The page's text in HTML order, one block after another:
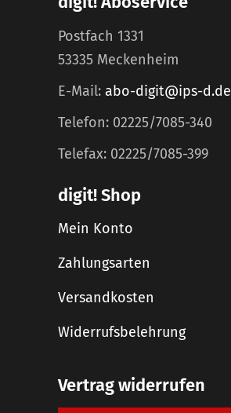
Postfach 1331
53335 Meckenheim
E-Mail: abo-digit@ips-d.de
Telefon: 02225/7085-340
Telefax: 02225/7085-399
digit! Shop
Mein Konto
Zahlungsarten
Versandkosten
Widerrufsbelehrung
Vertrag widerrufen